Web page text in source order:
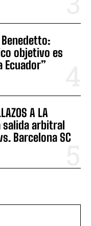
Benedetto:
objetivo es
Ecuador”
A LA
salida arbitral
Barcelona SC